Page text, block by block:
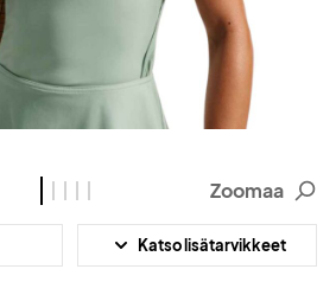
Zoomaa
Katso lisätarvikkeet